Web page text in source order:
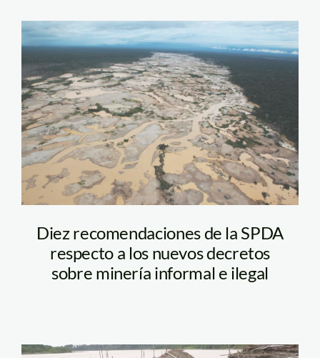
Diez recomendaciones de la SPDA
respecto a los nuevos decretos
sobre minería informal e ilegal